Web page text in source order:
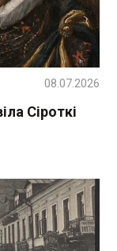
Сіроткі
08.07.2026